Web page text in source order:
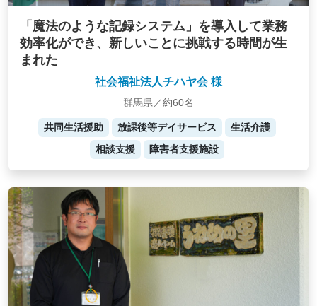
「魔法のような記録システム」を導入して業務
効率化ができ、新しいことに挑戦する時間が生
まれた
社会福祉法人チハヤ会 様
群馬県／約60名
共同生活援助 放課後等デイサービス
生活介護
相談支援
障害者支援施設